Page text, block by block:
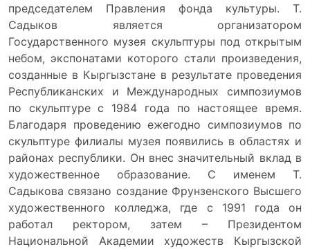
председателем Правления фонда культуры. Т.
Садыков является организатором
Государственного музея скульптуры под открытым
небом, экспонатами которого стали произведения,
созданные в Кыргызстане в результате проведения
Республиканских и Международных симпозиумов
по скульптуре с 1984 года по настоящее время.
Благодаря проведению ежегодно симпозиумов по
скульптуре филиалы музея появились в областях и
районах республики. Он внес значительный вклад в
художественное образование. С именем Т.
Садыкова связано создание Фрунзенского Высшего
художественного колледжа, где с 1991 года он
работал ректором, затем – Президентом
Национальной Академии художеств Кыргызской